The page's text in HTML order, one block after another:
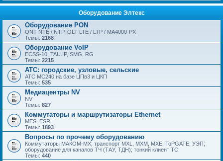
Оборудование Элтекс
Оборудование PON
ONT NTE / NTP, OLT LTE / LTP / MA4000-PX
Темы: 2168
Оборудование VoIP
ECSS-10, TAU.IP, SMG, RG
Темы: 2215
АТС: городские, узловые, сельские
АТС МС240 на базе ЦПв3 и ЦКП
Темы: 535
Медиацентры NV
NV
Темы: 827
Коммутаторы и маршрутизаторы Ethernet
MES, ESR
Темы: 1893
Вопросы по прочему оборудованию
Коммутаторы МАКОМ-МХ; транспорт MXL, MXM, MXE, ToPGATE; УЭП;
оборудование для каналов ТЧ (ТАУ, ТДН); тонкий клиент ТС.
Темы: 440